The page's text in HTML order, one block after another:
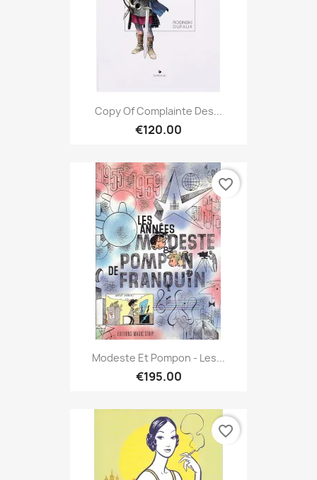
Copy Of Complainte Des...
€120.00
Modeste Et Pompon - Les...
€195.00
favorite_border
favorite_border